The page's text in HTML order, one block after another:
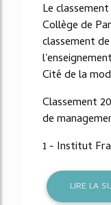
Le
Collège de
classement
Cité de la
Classement
de
1 - Institut
LIRE LA